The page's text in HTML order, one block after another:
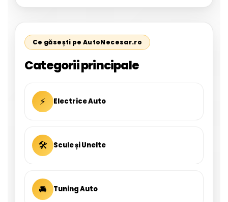
Ce găsești pe AutoNecesar.ro
Categorii principale
⚡ Electrice Auto
🛠 Scule și Unelte
🚘 Tuning Auto